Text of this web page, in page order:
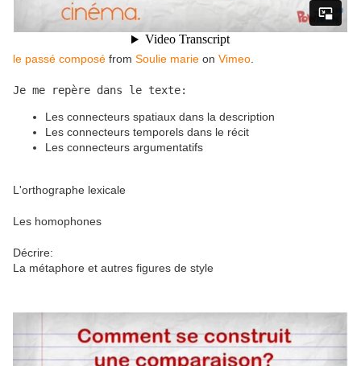
le passé composé from Soulie marie on Vimeo
Je me repère dans le texte:
Les connecteurs spatiaux dans la description
Les connecteurs temporels dans le récit
Les connecteurs argumentatifs
L'orthographe lexicale
Les homophones
Décrire:
La métaphore et autres figures de style